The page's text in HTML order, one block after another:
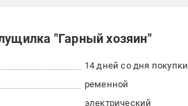
"Гарный хозяин"
14 дней со дня покупки
ременной
электрический